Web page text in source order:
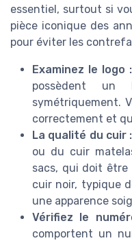
essentiel, surtout si
pièce iconique des
pour éviter les
Examinez le logo :
possèdent un
symétriquement.
correctement et
La qualité du cuir :
ou du cuir
sacs, qui doit
cuir noir, typique
une apparence
Vérifiez le
comportent un